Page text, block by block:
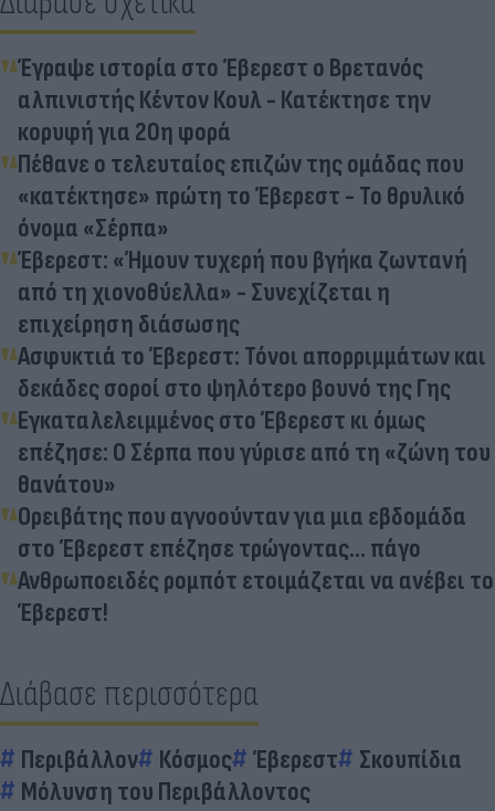
Έγραψε ιστορία στο Έβερεστ ο Βρετανός
αλπινιστής Κέντον Κουλ - Κατέκτησε την
κορυφή για 20η φορά
Πέθανε ο τελευταίος επιζών της ομάδας που
«κατέκτησε» πρώτη το Έβερεστ - Το θρυλικό
όνομα «Σέρπα»
Έβερεστ: «Ήμουν τυχερή που βγήκα ζωντανή
από τη χιονοθύελλα» - Συνεχίζεται η
επιχείρηση διάσωσης
Ασφυκτιά το Έβερεστ: Τόνοι απορριμμάτων και
δεκάδες σοροί στο ψηλότερο βουνό της Γης
Εγκαταλελειμμένος στο Έβερεστ κι όμως
επέζησε: Ο Σέρπα που γύρισε από τη «ζώνη του
θανάτου»
Ορειβάτης που αγνοούνταν για μια εβδομάδα
στο Έβερεστ επέζησε τρώγοντας... πάγο
Ανθρωποειδές ρομπότ ετοιμάζεται να ανέβει το
Έβερεστ!
Διάβασε περισσότερα
Περιβάλλον Κόσμος Έβερεστ
Σκουπίδια
Μόλυνση του Περιβάλλοντος